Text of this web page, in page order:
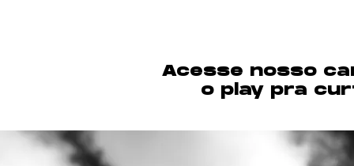
Acesse nosso
o play pra